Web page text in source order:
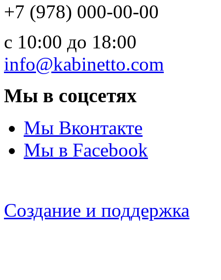
+7 (978) 000-00-00
c 10:00 до 18:00
info@kabinetto.com
Мы в соцсетях
Мы Вконтакте
Мы в Facebook
Создание и поддержка